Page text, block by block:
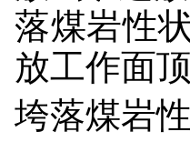
落煤岩性
放工作面
垮落煤岩